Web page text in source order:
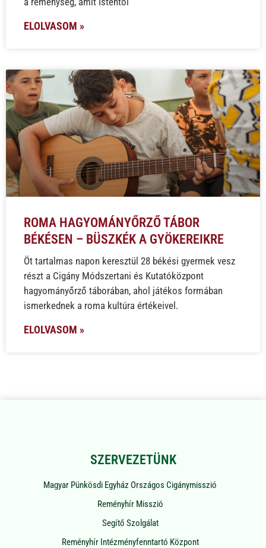
ELOLVASOM »
ROMA HAGYOMÁNYŐRZŐ TÁBOR
BÉKÉSEN – BÜSZKÉK A GYÖKEREIKRE
Öt tartalmas napon keresztül 28 békési gyermek vesz
részt a Cigány Módszertani és Kutatóközpont
hagyományőrző táborában, ahol játékos formában
ismerkednek a roma kultúra értékeivel.
ELOLVASOM »
SZERVEZETÜNK
Magyar Pünkösdi Egyház Országos Cigánymisszió
Reményhír Misszió
Segítő Szolgálat
Reményhír Intézményfenntartó Központ